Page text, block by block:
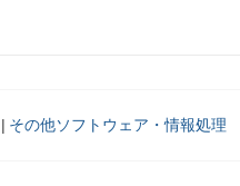
その他ソフトウェア・情報処理